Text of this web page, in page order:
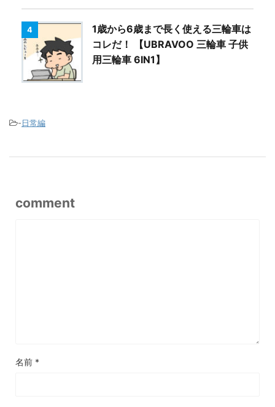
4
1歳から6歳まで長く使える三輪車は
コレだ！ 【UBRAVOO 三輪車 子供
用三輪車 6IN1】
-日常編
comment
名前 *